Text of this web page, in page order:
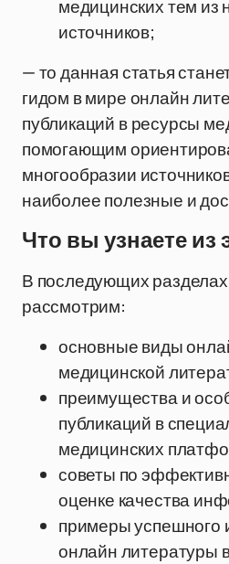
медицинских тем из
источников;
— то данная статья
гидом в мире онлайн
публикаций в ресурсы
помогающим
многообразии
наиболее полезные и
Что вы узнаете из
В последующих
рассмотрим:
основные виды
медицинской
преимущества и
публикаций в
медицинских
советы по
оценке качества
примеры успешного
онлайн литературы